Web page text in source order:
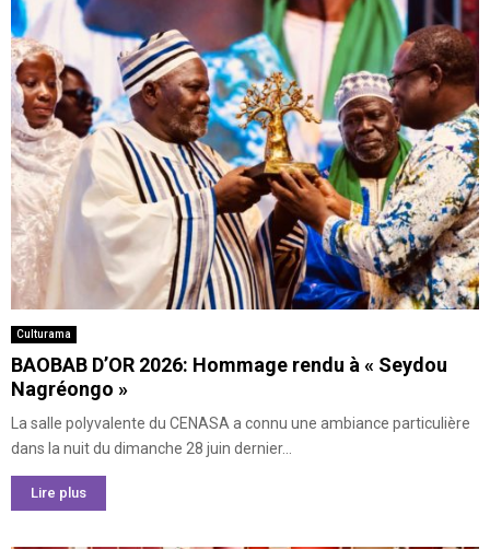
Culturama
BAOBAB D’OR 2026: Hommage rendu à « Seydou
Nagréongo »
La salle polyvalente du CENASA a connu une ambiance particulière
dans la nuit du dimanche 28 juin dernier...
Lire plus